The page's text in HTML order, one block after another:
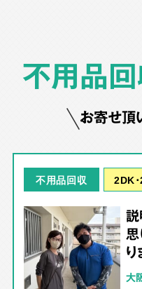
不用品
お寄せ頂
不用品回収 2DK
り
大